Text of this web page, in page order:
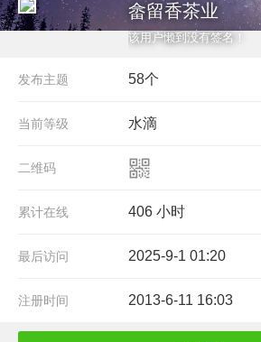
畲留香茶业
该用户懒到没有签名！
58个
发布主题
水滴
当前等级
二维码
406 小时
累计在线
2025-9-1 01:20
最后访问
2013-6-11 16:03
注册时间